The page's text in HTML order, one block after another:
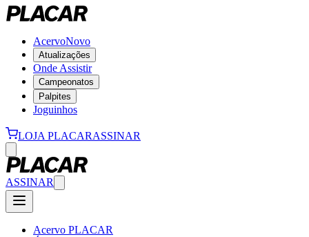
AcervoNovo
Atualizações
Onde Assistir
Campeonatos
Palpites
Joguinhos
LOJA PLACARASSINAR
ASSINAR
Acervo PLACAR